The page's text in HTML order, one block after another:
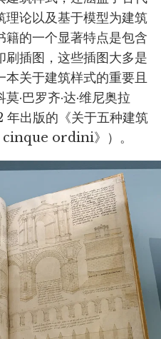
理论以及基于模型为建筑
籍的一个显著特点是包含
刷插图，这些插图大多是
关于建筑样式的重要且
·巴罗齐·达·维尼奥拉
年出版的《关于五种建筑
ordini》）。